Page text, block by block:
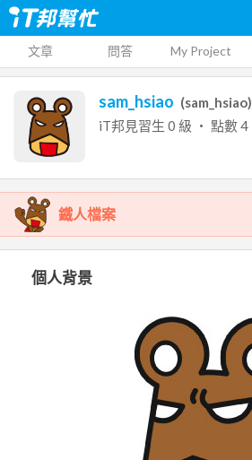
文章 問答 My Project
sam_hsiao (sam_hsiao)
iT邦見習生 0 級 ‧ 點數4
鐵人檔案
個人背景